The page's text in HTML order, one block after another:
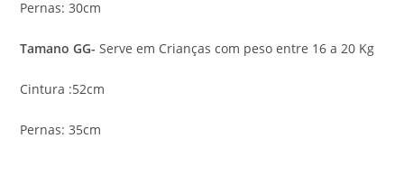
Pernas: 30cm
Tamano GG- Serve em Crianças com peso entre 16 a 20 Kg
Cintura :52cm
Pernas: 35cm